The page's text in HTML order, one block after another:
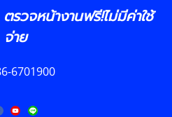
ตรวจหน้างานฟรี!ไม่มีค่าใช้
จ่าย
6701900